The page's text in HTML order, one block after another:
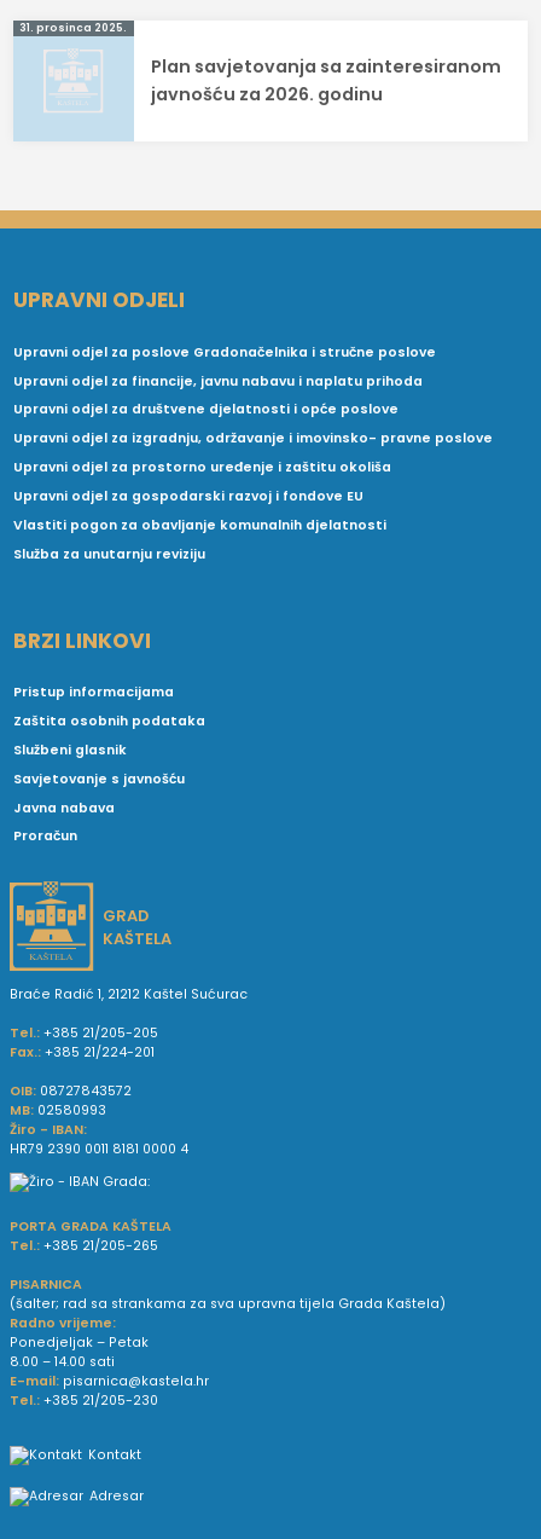
31. prosinca 2025.
Plan savjetovanja sa zainteresiranom
javnošću za 2026. godinu
UPRAVNI ODJELI
Upravni odjel za poslove Gradonačelnika i stručne poslove
Upravni odjel za financije, javnu nabavu i naplatu prihoda
Upravni odjel za društvene djelatnosti i opće poslove
Upravni odjel za izgradnju, održavanje i imovinsko- pravne poslove
Upravni odjel za prostorno uređenje i zaštitu okoliša
Upravni odjel za gospodarski razvoj i fondove EU
Vlastiti pogon za obavljanje komunalnih djelatnosti
Služba za unutarnju reviziju
BRZI LINKOVI
Pristup informacijama
Zaštita osobnih podataka
Službeni glasnik
Savjetovanje s javnošću
Javna nabava
Proračun
GRAD
KAŠTELA
Braće Radić 1, 21212 Kaštel Sućurac
Tel.: +385 21/205-205
Fax.: +385 21/224-201
OIB: 08727843572
MB: 02580993
Žiro - IBAN:
HR79 2390 0011 8181 0000 4
PORTA GRADA KAŠTELA
Tel.: +385 21/205-265
PISARNICA
(šalter; rad sa strankama za sva upravna tijela Grada Kaštela)
Radno vrijeme:
Ponedjeljak – Petak
8.00 – 14.00 sati
E-mail: pisarnica@kastela.hr
Tel.: +385 21/205-230
Kontakt
Adresar